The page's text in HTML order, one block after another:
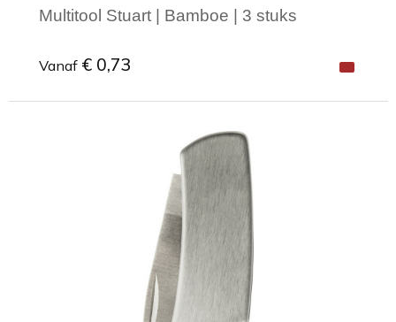
Multitool Stuart | Bamboe | 3 stuks
Vanaf € 0,73
Minimale afname: 1